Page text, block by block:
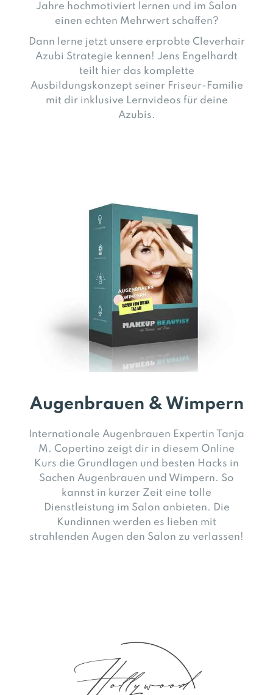
Jahre hochmotiviert lernen und im Salon
einen echten Mehrwert schaffen?
Dann lerne jetzt unsere erprobte Cleverhair
Azubi Strategie kennen! Jens Engelhardt
teilt hier das komplette
Ausbildungskonzept seiner Friseur-Familie
mit dir inklusive Lernvideos für deine
Azubis.
Augenbrauen & Wimpern
Internationale Augenbrauen Expertin Tanja
M. Copertino zeigt dir in diesem Online
Kurs die Grundlagen und besten Hacks in
Sachen Augenbrauen und Wimpern. So
kannst in kurzer Zeit eine tolle
Dienstleistung im Salon anbieten. Die
Kundinnen werden es lieben mit
strahlenden Augen den Salon zu verlassen!